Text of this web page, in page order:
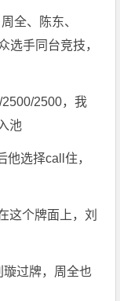
全、陈东、
选手同台竞技，
2500，我
池
他选择call住，
这个牌面上，刘
过牌，周全也